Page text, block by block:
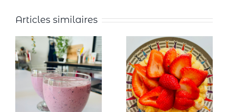
Articles similaires